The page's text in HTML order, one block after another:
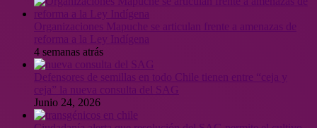
Organizaciones Mapuche se articulan frente a amenazas de
reforma a la Ley Indígena
4 semanas atrás
Defensores de semillas en todo Chile tienen entre “ceja y
ceja” la nueva consulta del SAG
Junio 24, 2026